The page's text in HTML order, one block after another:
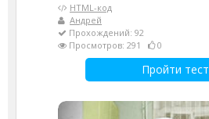
HTML-код
Андрей
Прохождений: 92
Просмотров: 291
0
Пройти тест